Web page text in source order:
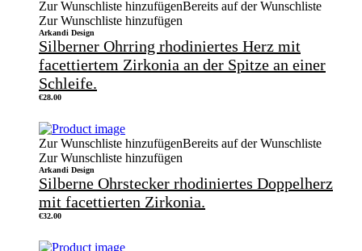
Zur Wunschliste hinzufügenBereits auf der Wunschliste
Zur Wunschliste hinzufügen
Arkandi Design
Silberner Ohrring rhodiniertes Herz mit
facettiertem Zirkonia an der Spitze an einer
Schleife.
€28.00
Zur Wunschliste hinzufügenBereits auf der Wunschliste
Zur Wunschliste hinzufügen
Arkandi Design
Silberne Ohrstecker rhodiniertes Doppelherz
mit facettierten Zirkonia.
€32.00